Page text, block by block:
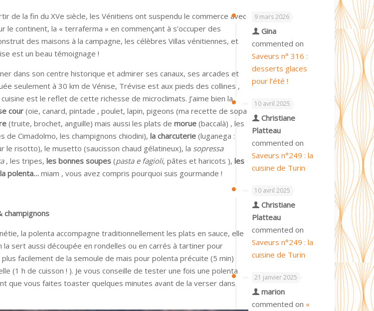
de la fin du XVe siècle, les Vénitiens ont suspendu le commerce avec
le continent, la « terraferma » en commençant à s’occuper des
des maisons à la campagne, les célèbres Villas vénitiennes, et
est un beau témoignage !
dans son centre historique et admirer ses canaux, ses arcades et
seulement à 30 km de Vénise, Trévise est aux pieds des collines ,
est le reflet de cette richesse de microclimats. J’aime bien la
cour(oie, canard, pintade , poulet, lapin, pigeons (ma recette de sopa
(truite, brochet, anguille) mais aussi les plats de morue(baccalà) , les
de Cimadolmo, les champignons chiodini), la charcuterie(luganega :
le risotto), le musetto (saucisson chaud gélatineux), la sopressa
, les tripes, les bonnes soupes(pasta e fagioli, pâtes et haricots ), les
la polenta…miam , vous avez compris pourquoi suis gourmande !
champignons
la polenta accompagne traditionnellement les plats en sauce, elle
la sert aussi découpée en rondelles ou en carrés à tartiner pour
plus facilement de la semoule de mais pour polenta précuite (5 min)
(1 h de cuisson ! ). Je vous conseille de tester une fois une polenta
que vous faites toaster quelques minutes avant de la verser dans
9 mars 2026
Gina
commented on
Saveurs n° 316 :
desserts glaces
pour l’été !
10 avril 2025
Christiane
Platteau
commented on
Saveurs n°249 : la
cuisine de Turin
10 avril 2025
Christiane
Platteau
commented on
Saveurs n°249 : la
cuisine de Turin
21 janvier 2025
marion
commented on «